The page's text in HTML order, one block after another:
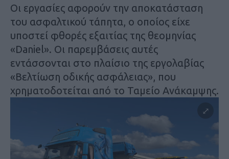
Οι εργασίες αφορούν την αποκατάσταση
του ασφαλτικού τάπητα, ο οποίος είχε
υποστεί φθορές εξαιτίας της θεομηνίας
«Daniel». Οι παρεμβάσεις αυτές
εντάσσονται στο πλαίσιο της εργολαβίας
«Βελτίωση οδικής ασφάλειας», που
χρηματοδοτείται από το Ταμείο Ανάκαμψης.